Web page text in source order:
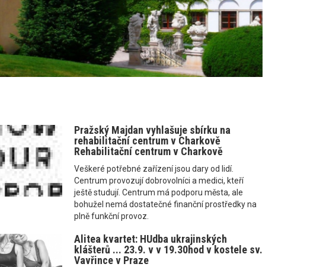
Pražský Majdan vyhlašuje sbírku na
rehabilitační centrum v Charkově
Rehabilitační centrum v Charkově
Veškeré potřebné zařízení jsou dary od lidí.
Centrum provozují dobrovolníci a medici, kteří
ještě studují. Centrum má podporu města, ale
bohužel nemá dostatečné finanční prostředky na
plně funkční provoz.
Alitea kvartet: HUdba ukrajinských
klášterů ... 23.9. v v 19.30hod v kostele sv.
Vavřince v Praze